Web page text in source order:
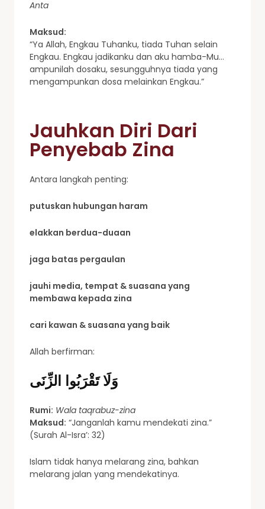
Anta
Maksud:
“Ya Allah, Engkau Tuhanku, tiada Tuhan selain
Engkau. Engkau jadikanku dan aku hamba-Mu…
ampunilah dosaku, sesungguhnya tiada yang
mengampunkan dosa melainkan Engkau.”
Jauhkan Diri Dari
Penyebab Zina
Antara langkah penting:
putuskan hubungan haram
elakkan berdua-duaan
jaga batas pergaulan
jauhi media, tempat & suasana yang
membawa kepada zina
cari kawan & suasana yang baik
Allah berfirman:
وَلَا تَقْرَبُوا الزِّنَى
Rumi: Wala taqrabuz-zina
Maksud: “Janganlah kamu mendekati zina.”
(Surah Al-Isra’: 32)
Islam tidak hanya melarang zina, bahkan
melarang jalan yang mendekatinya.